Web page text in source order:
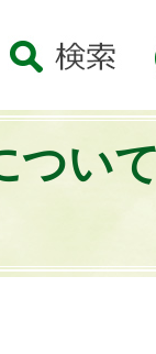
つい